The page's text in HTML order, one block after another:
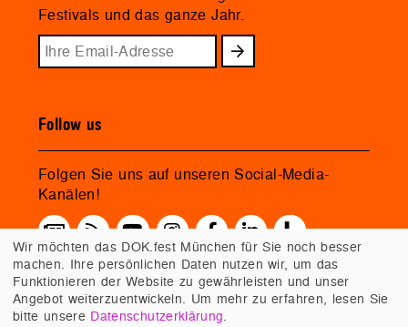
Festivals und das ganze Jahr.
Follow us
Folgen Sie uns auf unseren Social-Media-
Kanälen!
Wir möchten das DOK.fest München für Sie noch besser
machen. Ihre persönlichen Daten nutzen wir, um das
Funktionieren der Website zu gewährleisten und unser
Angebot weiterzuentwickeln. Um mehr zu erfahren, lesen Sie
bitte unsere Datenschutzerklärung.